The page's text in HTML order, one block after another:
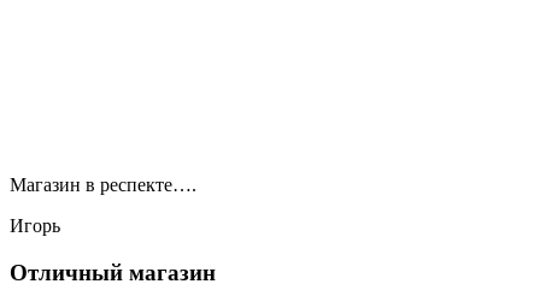
Магазин в респекте….
Игорь
Отличный магазин